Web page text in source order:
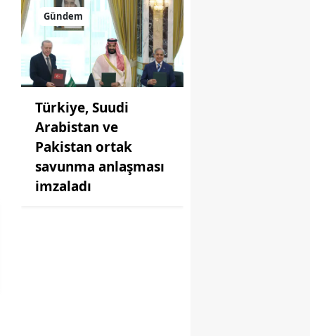
Gündem
Türkiye, Suudi
Arabistan ve
Pakistan ortak
savunma anlaşması
imzaladı